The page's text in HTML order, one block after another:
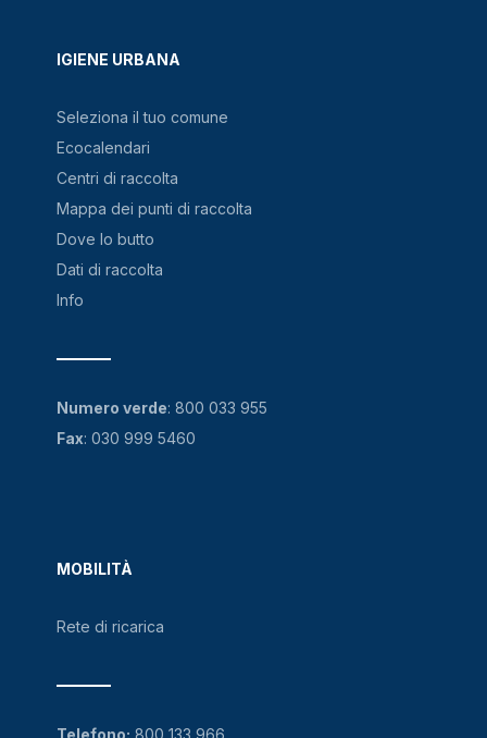
IGIENE URBANA
Seleziona il tuo comune
Ecocalendari
Centri di raccolta
Mappa dei punti di raccolta
Dove lo butto
Dati di raccolta
Info
MOBILITÀ
Rete di ricarica
Numero verde: 800 033 955
Fax: 030 999 5460